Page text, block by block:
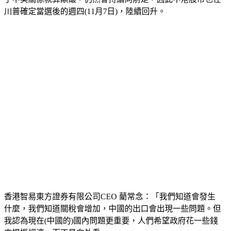
什麼，我們知道關稅會增加，中國的出口會出現一些問題。但
我認為現在(中國的)國內問題更重要，人們希望政府花一些錢
來提振經濟，而不是向外看。」